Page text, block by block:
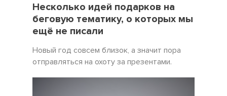
Несколько идей подарков на
беговую тематику, о которых мы
ещё не писали
Новый год совсем близок, а значит пора
отправляться на охоту за презентами.